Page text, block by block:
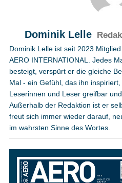
Dominik Lelle
Dominik Lelle ist seit 2023
AERO INTERNATIONAL. Jedes
besteigt, verspürt er die gleiche
Mal - ein Gefühl, das ihn
Leserinnen und Leser greifbar
Außerhalb der Redaktion ist er
freut sich immer wieder darauf,
im wahrsten Sinne des Wortes.